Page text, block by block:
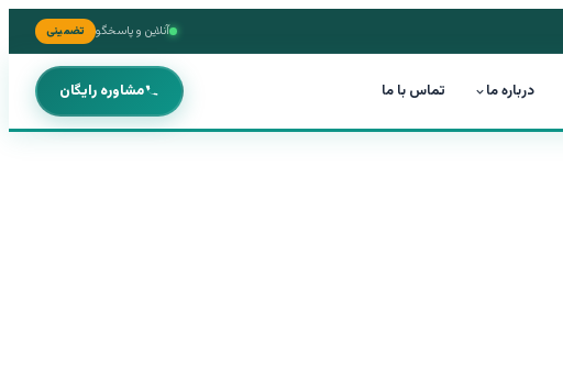
آنلاین و پاسخگو تضمینی
درباره ما تماس با ما مشاوره رایگان